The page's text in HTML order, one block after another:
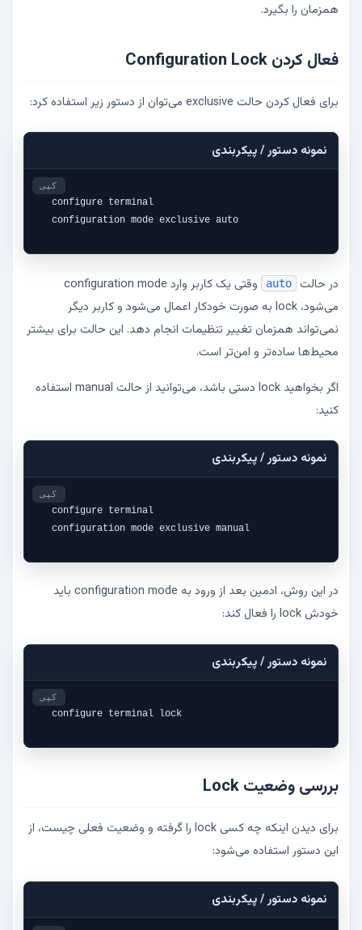
همزمان را بگیرد.
فعال کردن Configuration Lock
برای فعال کردن حالت exclusive می‌توان از دستور زیر استفاده کرد:
نمونه دستور / پیکربندی
configure terminal
configuration mode exclusive auto
کپی
در حالت auto
وقتی یک کاربر وارد configuration mode
می‌شود، lock به صورت خودکار اعمال می‌شود و کاربر دیگر
نمی‌تواند همزمان تغییر تنظیمات انجام دهد. این حالت برای بیشتر
محیط‌ها ساده‌تر و امن‌تر است.
اگر بخواهید lock دستی باشد، می‌توانید از حالت manual استفاده
کنید:
نمونه دستور / پیکربندی
configure terminal
configuration mode exclusive manual
کپی
در این روش، ادمین بعد از ورود به configuration mode باید
خودش lock را فعال کند:
نمونه دستور / پیکربندی
configure terminal lock
کپی
بررسی وضعیت Lock
برای دیدن اینکه چه کسی lock را گرفته و وضعیت فعلی چیست، از
این دستور استفاده می‌شود:
نمونه دستور / پیکربندی